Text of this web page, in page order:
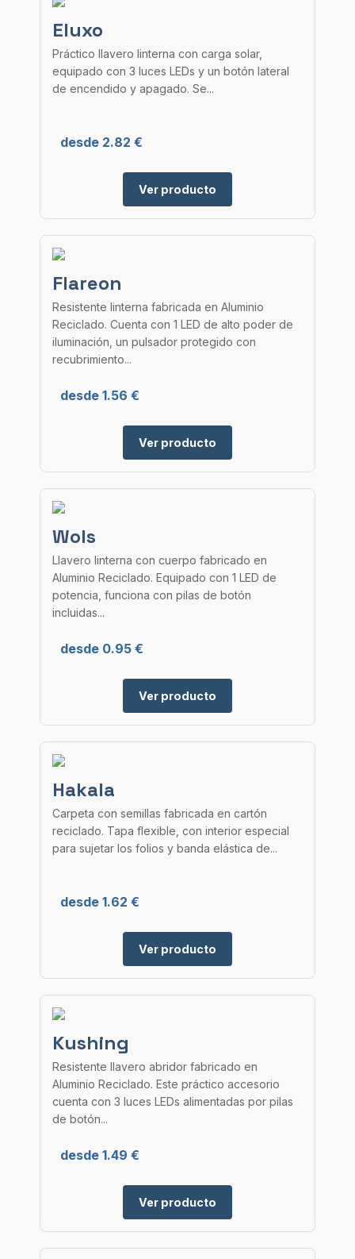
Eluxo
Práctico llavero linterna con carga solar,
equipado con 3 luces LEDs y un botón lateral
de encendido y apagado. Se...
desde 2.82 €
Ver producto
Flareon
Resistente linterna fabricada en Aluminio
Reciclado. Cuenta con 1 LED de alto poder de
iluminación, un pulsador protegido con
recubrimiento...
desde 1.56 €
Ver producto
Wols
Llavero linterna con cuerpo fabricado en
Aluminio Reciclado. Equipado con 1 LED de
potencia, funciona con pilas de botón
incluidas...
desde 0.95 €
Ver producto
Hakala
Carpeta con semillas fabricada en cartón
reciclado. Tapa flexible, con interior especial
para sujetar los folios y banda elástica de...
desde 1.62 €
Ver producto
Kushing
Resistente llavero abridor fabricado en
Aluminio Reciclado. Este práctico accesorio
cuenta con 3 luces LEDs alimentadas por pilas
de botón...
desde 1.49 €
Ver producto